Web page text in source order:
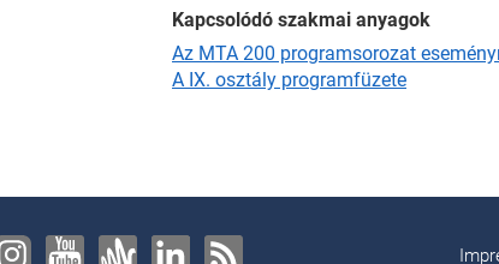
Kapcsolódó szakmai anyagok
Az MTA 200 programsorozat
A IX. osztály programfüzete